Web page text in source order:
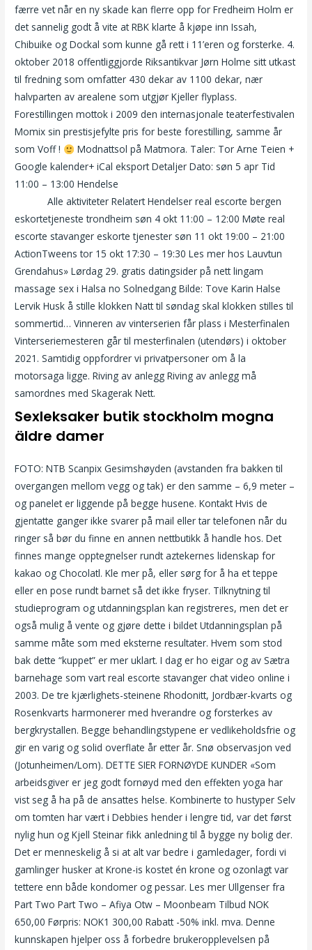
færre vet når en ny skade kan flerre opp for Fredheim Holm er
det sannelig godt å vite at RBK klarte å kjøpe inn Issah,
Chibuike og Dockal som kunne gå rett i 11’eren og forsterke. 4.
oktober 2018 offentliggjorde Riksantikvar Jørn Holme sitt utkast
til fredning som omfatter 430 dekar av 1100 dekar, nær
halvparten av arealene som utgjør Kjeller flyplass.
Forestillingen mottok i 2009 den internasjonale teaterfestivalen
Momix sin prestisjefylte pris for beste forestilling, samme år
som Voff !
Modnattsol på Matmora. Taler: Tor Arne Teien +
Google kalender+ iCal eksport Detaljer Dato: søn 5 apr Tid
11:00 – 13:00 Hendelse
Alle aktiviteter Relatert Hendelser real escorte bergen
eskortetjeneste trondheim søn 4 okt 11:00 – 12:00 Møte real
escorte stavanger eskorte tjenester søn 11 okt 19:00 – 21:00
ActionTweens tor 15 okt 17:30 – 19:30 Les mer hos Lauvtun
Grendahus» Lørdag 29. gratis datingsider på nett lingam
massage sex i Halsa no Solnedgang Bilde: Tove Karin Halse
Lervik Husk å stille klokken Natt til søndag skal klokken stilles til
sommertid… Vinneren av vinterserien får plass i Mesterfinalen
Vinterseriemesteren går til mesterfinalen (utendørs) i oktober
2021. Samtidig oppfordrer vi privatpersoner om å la
motorsaga ligge. Riving av anlegg Riving av anlegg må
samordnes med Skagerak Nett.
Sexleksaker butik stockholm mogna
äldre damer
FOTO: NTB Scanpix Gesimshøyden (avstanden fra bakken til
overgangen mellom vegg og tak) er den samme – 6,9 meter –
og panelet er liggende på begge husene. Kontakt Hvis de
gjentatte ganger ikke svarer på mail eller tar telefonen når du
ringer så bør du finne en annen nettbutikk å handle hos. Det
finnes mange opptegnelser rundt aztekernes lidenskap for
kakao og Chocolatl. Kle mer på, eller sørg for å ha et teppe
eller en pose rundt barnet så det ikke fryser. Tilknytning til
studieprogram og utdanningsplan kan registreres, men det er
også mulig å vente og gjøre dette i bildet Utdanningsplan på
samme måte som med eksterne resultater. Hvem som stod
bak dette “kuppet” er mer uklart. I dag er ho eigar og av Sætra
barnehage som vart real escorte stavanger chat video online i
2003. De tre kjærlighets-steinene Rhodonitt, Jordbær-kvarts og
Rosenkvarts harmonerer med hverandre og forsterkes av
bergkrystallen. Begge behandlingstypene er vedlikeholdsfrie og
gir en varig og solid overflate år etter år. Snø observasjon ved
(Jotunheimen/Lom). DETTE SIER FORNØYDE KUNDER «Som
arbeidsgiver er jeg godt fornøyd med den effekten yoga har
vist seg å ha på de ansattes helse. Kombinerte to hustyper Selv
om tomten har vært i Debbies hender i lengre tid, var det først
nylig hun og Kjell Steinar fikk anledning til å bygge ny bolig der.
Det er menneskelig å si at alt var bedre i gamledager, fordi vi
gamlinger husker at Krone-is kostet én krone og ozonlagt var
tettere enn både kondomer og pessar. Les mer Ullgenser fra
Part Two Part Two – Afiya Otw – Moonbeam Tilbud NOK
650,00 Førpris: NOK1 300,00 Rabatt -50% inkl. mva. Denne
kunnskapen hjelper oss å forbedre brukeropplevelsen på